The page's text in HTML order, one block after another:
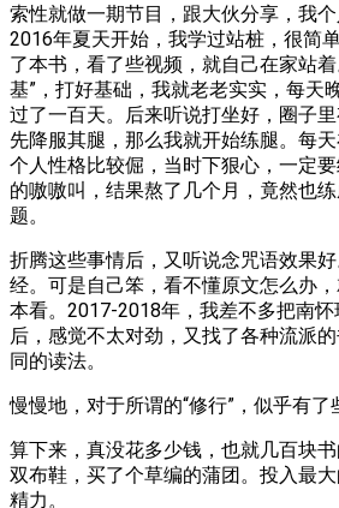
索性就做一期节目，跟大伙分享，我
2016年夏天开始，我学过站桩，很简
了本书，看了些视频，就自己在家站
基”，打好基础，我就老老实实，每天
过了一百天。后来听说打坐好，圈子
先降服其腿，那么我就开始练腿。每
个人性格比较倔，当时下狠心，一定
的嗷嗷叫，结果熬了几个月，竟然也
题。
折腾这些事情后，又听说念咒语效果
经。可是自己笨，看不懂原文怎么办
本看。2017-2018年，我差不多把南
后，感觉不太对劲，又找了各种流派
同的读法。
慢慢地，对于所谓的“修行”，似乎有了
算下来，真没花多少钱，也就几百块
双布鞋，买了个草编的蒲团。投入最
精力。